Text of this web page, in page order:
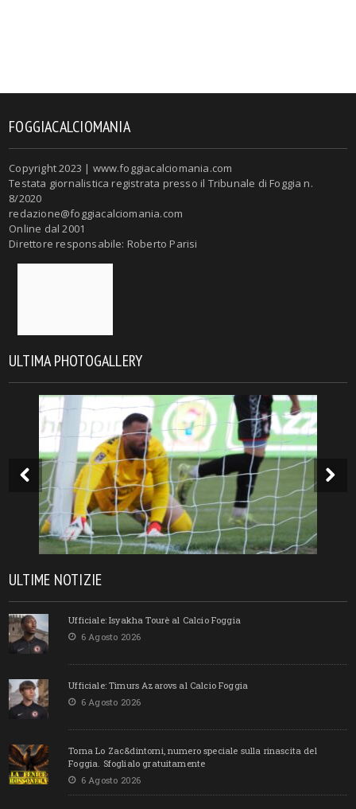
FOGGIACALCIOMANIA
Copyright 2023 | www.foggiacalciomania.com
Testata giornalistica registrata presso il Tribunale di Foggia n.
8/2020
redazione@foggiacalciomania.com
Online dal 2001
Direttore responsabile: Roberto Parisi
ULTIMA PHOTOGALLERY
ULTIME NOTIZIE
Ufficiale: Isyakha Tourè al Calcio Foggia
6 Agosto 2026
Ufficiale: Timurs Azarovs al Calcio Foggia
6 Agosto 2026
Torna Lo Zac&dintorni, numero speciale sulla rinascita del
Foggia. Sfoglialo gratuitamente
6 Agosto 2026